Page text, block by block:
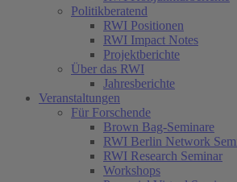
Politikberatend
RWI Positionen
RWI Impact Notes
Projektberichte
Über das RWI
Jahresberichte
Veranstaltungen
Für Forschende
Brown Bag-Seminare
RWI Berlin Network
RWI Research Seminar
Workshops